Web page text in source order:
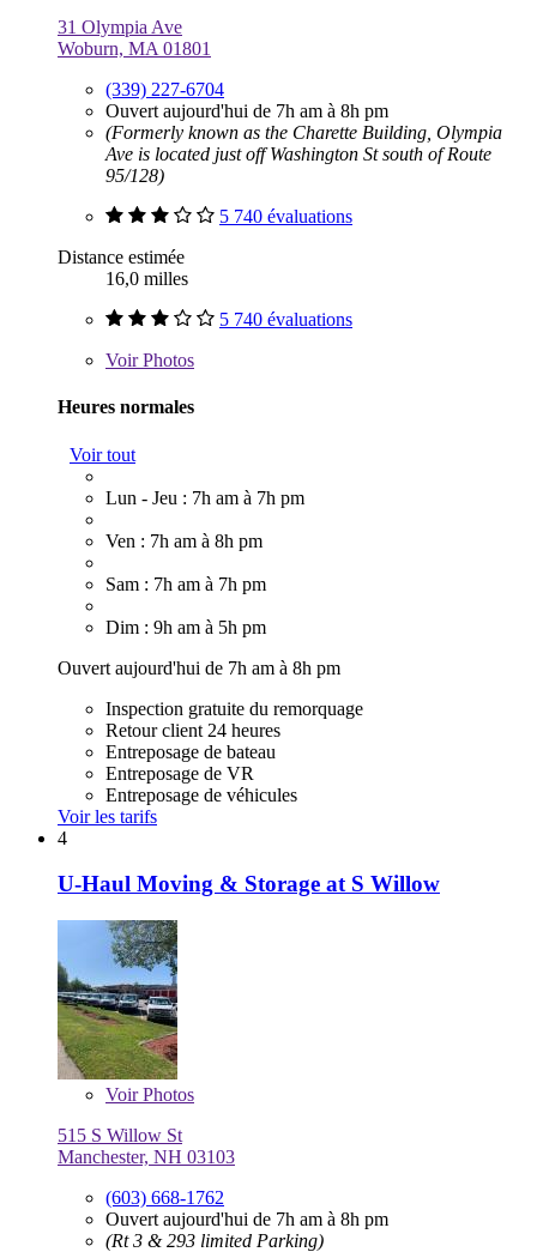
31 Olympia Ave
Woburn, MA 01801
(339) 227-6704
Ouvert aujourd'hui de 7h am à 8h pm
(Formerly known as the Charette Building, Olympia
Ave is located just off Washington St south of Route
95/128)
5 740 évaluations
Distance estimée
16,0 milles
5 740 évaluations
VoirPhotos
Heures normales
Voir tout
Lun - Jeu : 7h am à 7h pm
Ven : 7h am à 8h pm
Sam : 7h am à 7h pm
Dim : 9h am à 5h pm
Ouvert aujourd'hui de 7h am à 8h pm
Inspection gratuite du remorquage
Retour client 24 heures
Entreposage de bateau
Entreposage de VR
Entreposage de véhicules
Voir les tarifs
4
U-Haul Moving & Storage at S Willow
VoirPhotos
515 S Willow St
Manchester, NH 03103
(603) 668-1762
Ouvert aujourd'hui de 7h am à 8h pm
(Rt 3 & 293 limited Parking)